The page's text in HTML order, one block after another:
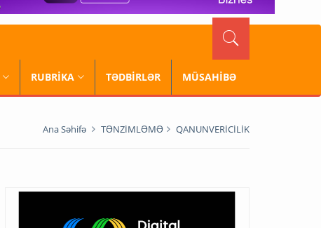
RUBRİKA TƏDBİRLƏR MÜSAHİBƏ
Ana Səhifə TƏNZİMLƏMƏ QANUNVERİCİLİK